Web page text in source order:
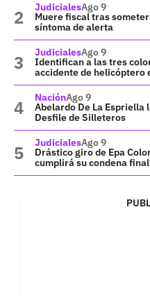
JudicialesAgo 9
Muere fiscal tras
síntoma de alerta
JudicialesAgo 9
Identifican a las tres
accidente de helicóptero
NaciónAgo 9
Abelardo De La Espriella
Desfile de Silleteros
JudicialesAgo 9
Drástico giro de Epa
cumplirá su condena